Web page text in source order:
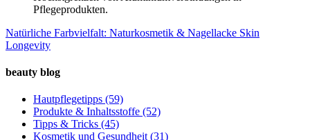
Pflegeprodukten.
Natürliche Farbvielfalt: Naturkosmetik & Nagellacke Skin
Longevity
beauty blog
Hautpflegetipps (59)
Produkte & Inhaltsstoffe (52)
Tipps & Tricks (45)
Kosmetik und Gesundheit (31)